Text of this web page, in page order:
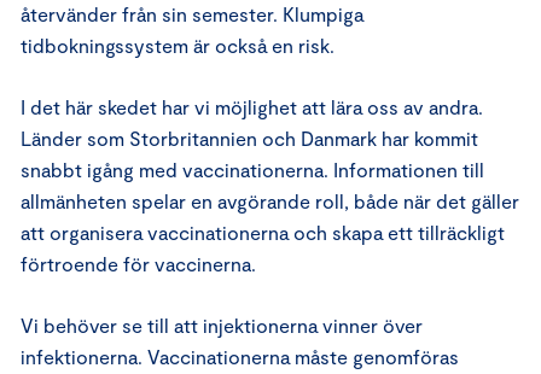
återvänder från sin semester. Klumpiga
tidbokningssystem är också en risk.
I det här skedet har vi möjlighet att lära oss av andra.
Länder som Storbritannien och Danmark har kommit
snabbt igång med vaccinationerna. Informationen till
allmänheten spelar en avgörande roll, både när det gäller
att organisera vaccinationerna och skapa ett tillräckligt
förtroende för vaccinerna.
Vi behöver se till att injektionerna vinner över
infektionerna. Vaccinationerna måste genomföras